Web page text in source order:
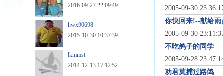
2016-09-27 22:09:49
hwx90698
2015-10-30 10:37:39
lkmmst
2014-12-13 17:12:52
2005-09-30
你快回来!--献给雨
2005-09-30
不吃鸽子的同学
2005-09-28
劝君莫捕过路鸽